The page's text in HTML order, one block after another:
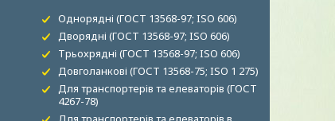
Однорядні (ГОСТ 13568-97; ISO 606)
Дворядні (ГОСТ 13568-97; ISO 606)
Трьохрядні (ГОСТ 13568-97; ISO 606)
Довголанкові (ГОСТ 13568-75; ISO 1 275)
Для транспортерів та елеваторів (ГОСТ
4267-78)